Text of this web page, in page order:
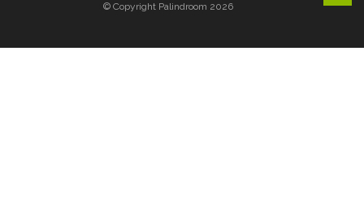
© Copyright Palindroom 2026